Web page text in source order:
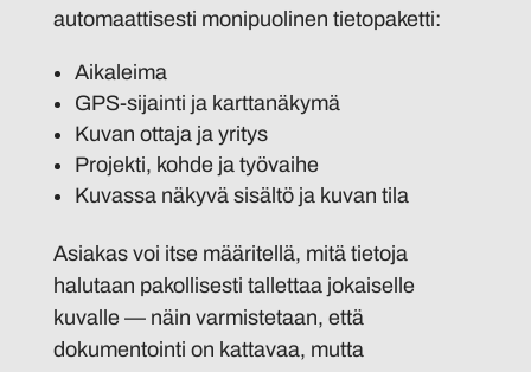
automaattisesti monipuolinen tietopaketti:
Aikaleima
GPS-sijainti ja karttanäkymä
Kuvan ottaja ja yritys
Projekti, kohde ja työvaihe
Kuvassa näkyvä sisältö ja kuvan tila
Asiakas voi itse määritellä, mitä tietoja
halutaan pakollisesti tallettaa jokaiselle
kuvalle — näin varmistetaan, että
dokumentointi on kattavaa, mutta